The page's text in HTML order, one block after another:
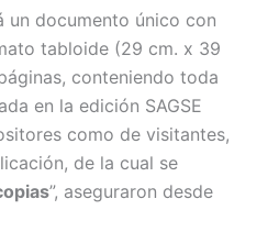
un documento único con
tabloide (29 cm. x 39
conteniendo toda
en la edición SAGSE
como de visitantes,
de la cual se
”, aseguraron desde